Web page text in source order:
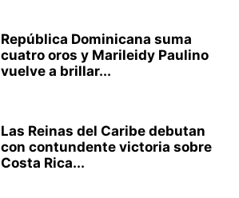
República Dominicana suma
cuatro oros y Marileidy Paulino
vuelve a brillar...
Las Reinas del Caribe debutan
con contundente victoria sobre
Costa Rica...